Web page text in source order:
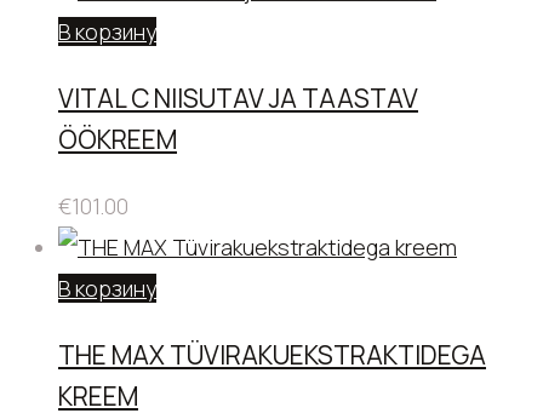
В корзину
VITAL C NIISUTAV JA TAASTAV
ÖÖKREEM
€101.00
В корзину
THE MAX TÜVIRAKUEKSTRAKTIDEGA
KREEM